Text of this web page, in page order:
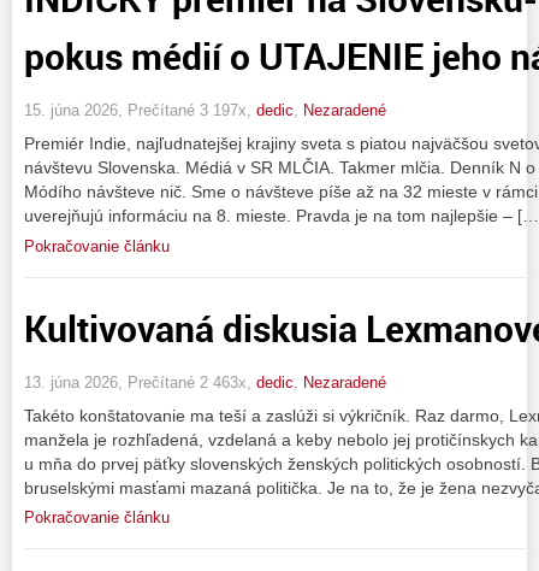
pokus médií o UTAJENIE jeho
15. júna 2026, Prečítané 3 197x, dedic, Nezaradené
Premiér Indie, najľudnatejšej krajiny sveta s piatou najväčšou
návštevu Slovenska. Médiá v SR MLČIA. Takmer mlčia. Denník N
Módího návšteve nič. Sme o návšteve píše až na 32 mieste v
uverejňujú informáciu na 8. mieste. Pravda je na tom najlepšie –
Pokračovanie článku
Kultivovaná diskusia
13. júna 2026, Prečítané 2 463x, dedic, Nezaradené
Takéto konštatovanie ma teší a zaslúži si výkričník. Raz darmo,
manžela je rozhľadená, vzdelaná a keby nebolo jej protičínskych
u mňa do prvej päťky slovenských ženských politických osobností.
bruselskými masťami mazaná politička. Je na to, že je žena
Pokračovanie článku